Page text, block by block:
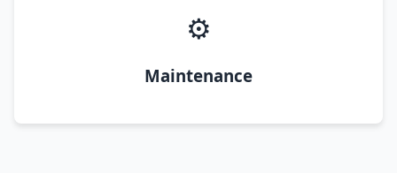
⚙️
Maintenance